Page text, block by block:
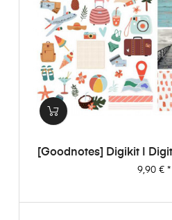
[Goodnotes] Digikit |
Preis
9,90 €*